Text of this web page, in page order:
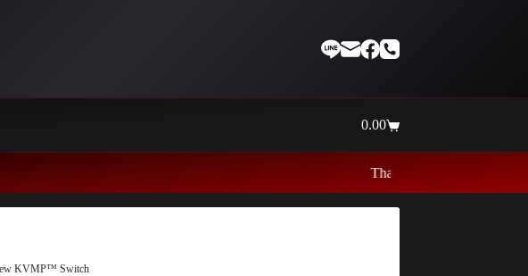
Shopping
0.00
Thaiinternetwork ศูนย์รวมอุปกรณ์เน็ตเวิ
KVMP™ Switch